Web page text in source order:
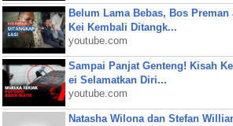
Belum Lama Bebas, Bos Preman
Kei Kembali Ditangk...
youtube.com
Sampai Panjat Genteng! Kisah
ei Selamatkan Diri...
youtube.com
Natasha Wilona dan Stefan